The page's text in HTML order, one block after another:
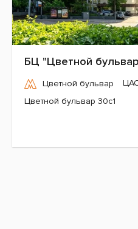
БЦ "Цветной
Цветной бульвар
Цветной бульвар 30с1